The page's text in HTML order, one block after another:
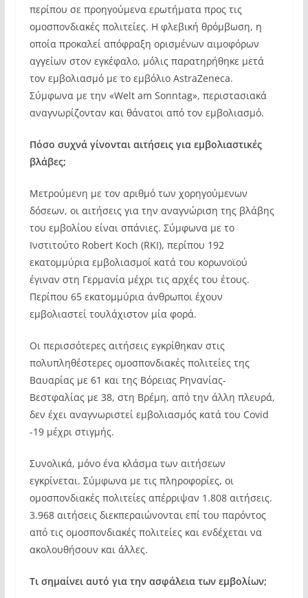
περίπου σε προηγούμενα ερωτήματα προς τις
ομοσπονδιακές πολιτείες. Η φλεβική θρόμβωση, η
οποία προκαλεί απόφραξη ορισμένων αιμοφόρων
αγγείων στον εγκέφαλο, μόλις παρατηρήθηκε μετά
τον εμβολιασμό με το εμβόλιο AstraZeneca.
Σύμφωνα με την «Welt am Sonntag», περιστασιακά
αναγνωρίζονταν και θάνατοι από τον εμβολιασμό.
Πόσο συχνά γίνονται αιτήσεις για εμβολιαστικές
βλάβες;
Μετρούμενη με τον αριθμό των χορηγούμενων
δόσεων, οι αιτήσεις για την αναγνώριση της βλάβης
του εμβολίου είναι σπάνιες. Σύμφωνα με το
Ινστιτούτο Robert Koch (RKI), περίπου 192
εκατομμύρια εμβολιασμοί κατά του κορωνοϊού
έγιναν στη Γερμανία μέχρι τις αρχές του έτους.
Περίπου 65 εκατομμύρια άνθρωποι έχουν
εμβολιαστεί τουλάχιστον μία φορά.
Οι περισσότερες αιτήσεις εγκρίθηκαν στις
πολυπληθέστερες ομοσπονδιακές πολιτείες της
Βαυαρίας με 61 και της Βόρειας Ρηνανίας-
Βεστφαλίας με 38, στη Βρέμη, από την άλλη πλευρά,
δεν έχει αναγνωριστεί εμβολιασμός κατά του Covid
-19 μέχρι στιγμής.
Συνολικά, μόνο ένα κλάσμα των αιτήσεων
εγκρίνεται. Σύμφωνα με τις πληροφορίες, οι
ομοσπονδιακές πολιτείες απέρριψαν 1.808 αιτήσεις.
3.968 αιτήσεις διεκπεραιώνονται επί του παρόντος
από τις ομοσπονδιακές πολιτείες και ενδέχεται να
ακολουθήσουν και άλλες.
Τι σημαίνει αυτό για την ασφάλεια των εμβολίων;